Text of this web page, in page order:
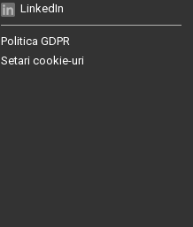
LinkedIn
Politica GDPR
Setari cookie-uri